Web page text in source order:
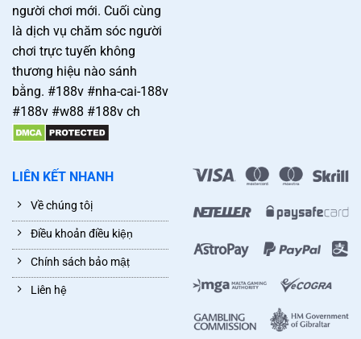
người chơi mới. Cuối cùng
là dịch vụ chăm sóc người
chơi trực tuyến không
thương hiệu nào sánh
bằng. #188v #nha-cai-188v
#188v #w88 #188v ch
LIÊN KẾT NHANH
Về chúng tôị
Điều khoản điều kiệṇ
Chính sách bảo mậṭ
Liên hệ̣